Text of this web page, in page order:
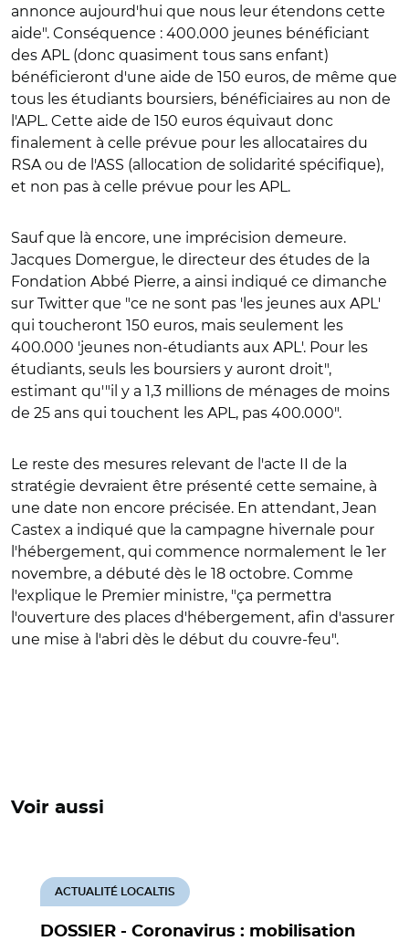
annonce aujourd'hui que nous leur étendons cette
aide". Conséquence : 400.000 jeunes bénéficiant
des APL (donc quasiment tous sans enfant)
bénéficieront d'une aide de 150 euros, de même que
tous les étudiants boursiers, bénéficiaires au non de
l'APL. Cette aide de 150 euros équivaut donc
finalement à celle prévue pour les allocataires du
RSA ou de l'ASS (allocation de solidarité spécifique),
et non pas à celle prévue pour les APL.
Sauf que là encore, une imprécision demeure.
Jacques Domergue, le directeur des études de la
Fondation Abbé Pierre, a ainsi indiqué ce dimanche
sur Twitter que "ce ne sont pas 'les jeunes aux APL'
qui toucheront 150 euros, mais seulement les
400.000 'jeunes non-étudiants aux APL'. Pour les
étudiants, seuls les boursiers y auront droit",
estimant qu'"il y a 1,3 millions de ménages de moins
de 25 ans qui touchent les APL, pas 400.000".
Le reste des mesures relevant de l'acte II de la
stratégie devraient être présenté cette semaine, à
une date non encore précisée. En attendant, Jean
Castex a indiqué que la campagne hivernale pour
l'hébergement, qui commence normalement le 1er
novembre, a débuté dès le 18 octobre. Comme
l'explique le Premier ministre, "ça permettra
l'ouverture des places d'hébergement, afin d'assurer
une mise à l'abri dès le début du couvre-feu".
Voir aussi
DOSSIER - Coronavirus : mobilisation
ACTUALITÉ LOCALTIS